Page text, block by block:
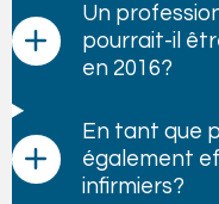
Un
pourrait-il
en 2016?
En tant que
également
infirmiers?